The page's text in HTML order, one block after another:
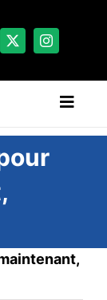
66